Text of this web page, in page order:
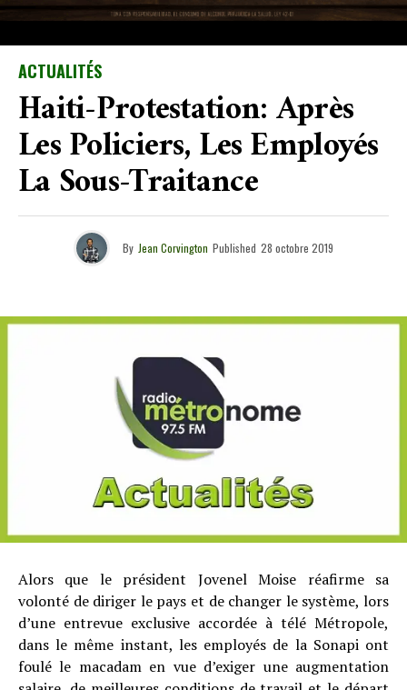
ACTUALITÉS
Haiti-Protestation: Après
Les Policiers, Les Employés
La Sous-Traitance
By Jean Corvington Published 28 octobre 2019
Alors que le président Jovenel Moise réafirme sa
volonté de diriger le pays et de changer le système, lors
d’une entrevue exclusive accordée à télé Métropole,
dans le même instant, les employés de la Sonapi ont
foulé le macadam en vue d’exiger une augmentation